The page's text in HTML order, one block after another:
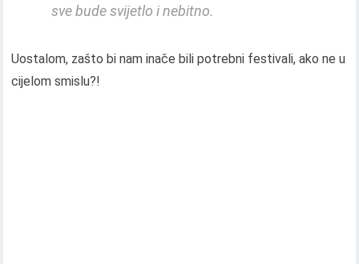
sve bude svijetlo i nebitno.
Uostalom, zašto bi nam inače bili potrebni festivali, ako ne u
cijelom smislu?!